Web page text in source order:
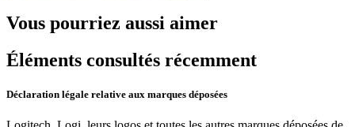
Vous pourriez aussi aimer
Éléments consultés récemment
Déclaration légale relative aux marques déposées